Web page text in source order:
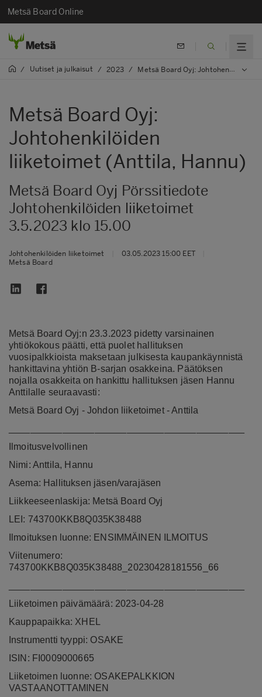
Metsä Board Online
/ Uutiset ja julkaisut / 2023 / Metsä Board Oyj: Johtohenkilöiden liiketoimet (Anttila, Hannu)
Metsä Board Oyj:
Johtohenkilöiden
liiketoimet (Anttila, Hannu)
Metsä Board Oyj Pörssitiedote
Johtohenkilöiden liiketoimet
3.5.2023 klo 15.00
Johtohenkilöiden liiketoimet 03.05.2023 15:00 EET
Metsä Board
Metsä Board Oyj:n 23.3.2023 pidetty varsinainen
yhtiökokous päätti, että puolet hallituksen
vuosipalkkioista maksetaan julkisesta kaupankäynnistä
hankittavina yhtiön B-sarjan osakkeina. Päätöksen
nojalla osakkeita on hankittu hallituksen jäsen Hannu
Anttilalle seuraavasti:
Metsä Board Oyj - Johdon liiketoimet - Anttila
Ilmoitusvelvollinen
Nimi: Anttila, Hannu
Asema: Hallituksen jäsen/varajäsen
Liikkeeseenlaskija: Metsä Board Oyj
LEI: 743700KKB8Q035K38488
Ilmoituksen luonne: ENSIMMÄINEN ILMOITUS
Viitenumero:
743700KKB8Q035K38488_20230428181556_66
Liiketoimen päivämäärä: 2023-04-28
Kauppapaikka: XHEL
Instrumentti tyyppi: OSAKE
ISIN: FI0009000665
Liiketoimen luonne: OSAKEPALKKION
VASTAANOTTAMINEN